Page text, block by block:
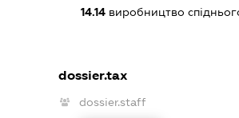
14.14виробництво
dossier.tax
dossier.staff